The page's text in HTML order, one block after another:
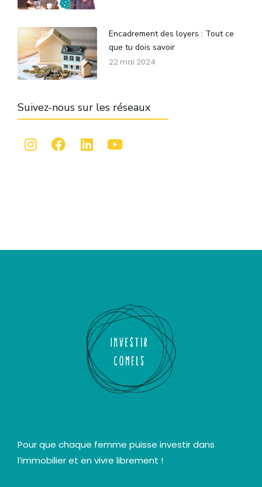
Encadrement des loyers : Tout ce
que tu dois savoir
22 mai 2024
Suivez-nous sur les réseaux
Pour que chaque femme puisse investir dans
l’immobilier et en vivre librement !